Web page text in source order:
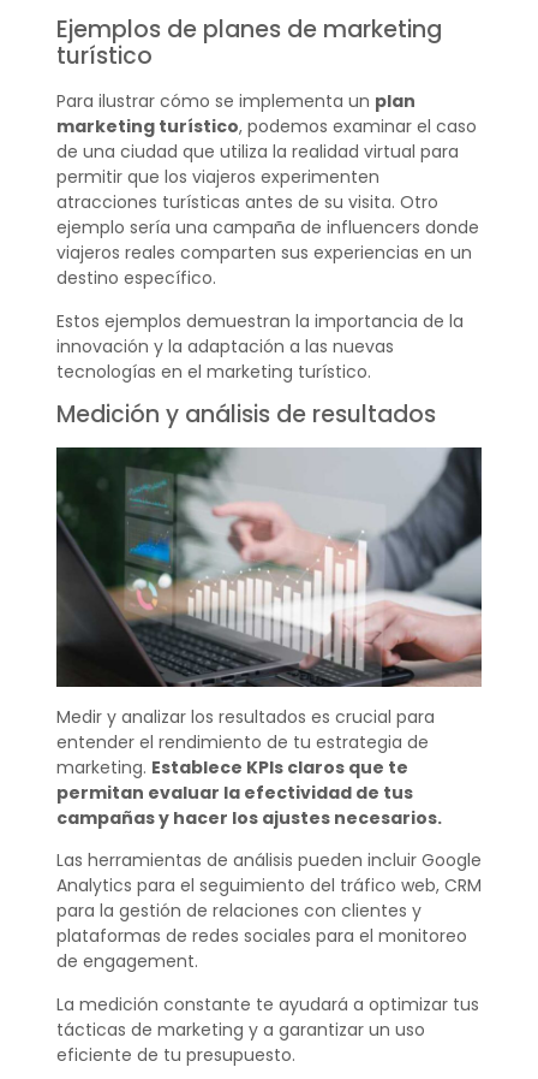
Ejemplos de planes de marketing
turístico
Para ilustrar cómo se implementa un plan
marketing turístico, podemos examinar el caso
de una ciudad que utiliza la realidad virtual para
permitir que los viajeros experimenten
atracciones turísticas antes de su visita. Otro
ejemplo sería una campaña de influencers donde
viajeros reales comparten sus experiencias en un
destino específico.
Estos ejemplos demuestran la importancia de la
innovación y la adaptación a las nuevas
tecnologías en el marketing turístico.
Medición y análisis de resultados
Medir y analizar los resultados es crucial para
entender el rendimiento de tu estrategia de
marketing. Establece KPIs claros que te
permitan evaluar la efectividad de tus
campañas y hacer los ajustes necesarios.
Las herramientas de análisis pueden incluir Google
Analytics para el seguimiento del tráfico web, CRM
para la gestión de relaciones con clientes y
plataformas de redes sociales para el monitoreo
de engagement.
La medición constante te ayudará a optimizar tus
tácticas de marketing y a garantizar un uso
eficiente de tu presupuesto.